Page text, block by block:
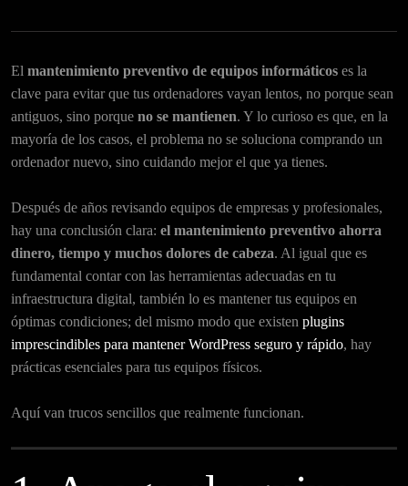
El mantenimiento preventivo de equipos informáticos es la
clave para evitar que tus ordenadores vayan lentos, no porque sean
antiguos, sino porque no se mantienen. Y lo curioso es que, en la
mayoría de los casos, el problema no se soluciona comprando un
ordenador nuevo, sino cuidando mejor el que ya tienes.
Después de años revisando equipos de empresas y profesionales,
hay una conclusión clara: el mantenimiento preventivo ahorra
dinero, tiempo y muchos dolores de cabeza. Al igual que es
fundamental contar con las herramientas adecuadas en tu
infraestructura digital, también lo es mantener tus equipos en
óptimas condiciones; del mismo modo que existen plugins
imprescindibles para mantener WordPress seguro y rápido, hay
prácticas esenciales para tus equipos físicos.
Aquí van trucos sencillos que realmente funcionan.